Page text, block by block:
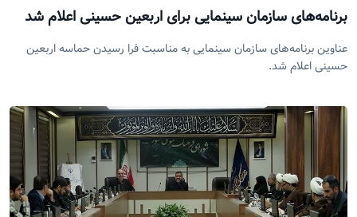
برنامه‌های سازمان سینمایی برای اربعین حسینی اعلام شد
عناوین برنامه‌های سازمان سینمایی به مناسبت فرا رسیدن حماسه اربعین
حسینی اعلام شد.